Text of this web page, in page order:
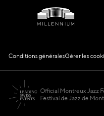
Conditions généralesGérer les
Official Montreux Jazz
Festival de Jazz de